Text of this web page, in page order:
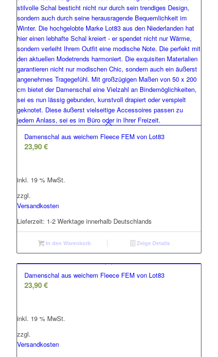
Damenschal aus weichem Fleece FEM von Lot83
23,90€
inkl. 19 % MwSt.
zzgl.
Versandkosten
Lieferzeit: 1-2 Werktage innerhalb Deutschlands
In den Warenkorb Zeige Details
Damenschal aus weichem Fleece FEM von Lot83
23,90€
inkl. 19 % MwSt.
zzgl.
Versandkosten